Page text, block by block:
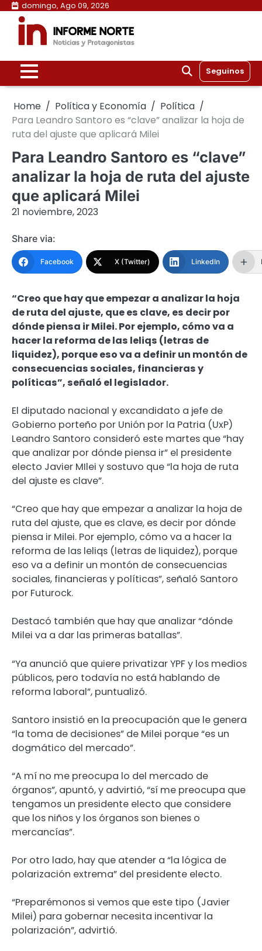
Skip
content
domingo, Ago 09, 2026
Seguinos
Home Política y Economía
Política
Para Leandro Santoro es “clave” analizar la hoja de
ruta del ajuste que aplicará Milei
Para Leandro Santoro es “clave”
analizar la hoja de ruta del ajuste
que aplicará Milei
21 noviembre, 2023
Share via:
Facebook X (Twitter) LinkedIn
“Creo que hay que empezar a analizar la hoja
de ruta del ajuste, que es clave, es decir por
dónde piensa ir Milei. Por ejemplo, cómo va a
hacer la reforma de las leliqs (letras de
liquidez), porque eso va a definir un montón de
consecuencias sociales, financieras y
políticas”, señaló el legislador.
El diputado nacional y excandidato a jefe de
Gobierno porteño por Unión por la Patria (UxP)
Leandro Santoro consideró este martes que “hay
que analizar por dónde piensa ir” el presidente
electo Javier MIlei y sostuvo que “la hoja de ruta
del ajuste es clave”.
“Creo que hay que empezar a analizar la hoja de
ruta del ajuste, que es clave, es decir por dónde
piensa ir Milei. Por ejemplo, cómo va a hacer la
reforma de las leliqs (letras de liquidez), porque
eso va a definir un montón de consecuencias
sociales, financieras y políticas”, señaló Santoro
por Futurock.
Destacó también que hay que analizar “dónde
Milei va a dar las primeras batallas”.
“Ya anunció que quiere privatizar YPF y los medios
públicos, pero todavía no está hablando de
reforma laboral”, puntualizó.
Santoro insistió en la preocupación que le genera
“la toma de decisiones” de Milei porque “es un
dogmático del mercado”.
“A mí no me preocupa lo del mercado de
órganos”, apuntó, y advirtió, “sí me preocupa que
tengamos un presidente electo que considere
que los niños y los órganos son bienes o
mercancías”.
Por otro lado, hay que atender a “la lógica de
polarización extrema” del presidente electo.
“Preparémonos si vemos que este tipo (Javier
Milei) para gobernar necesita incentivar la
polarización”, advirtió.